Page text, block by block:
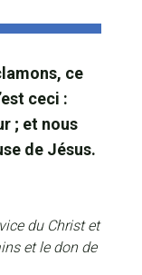
ce
ceci :
; et nous
de Jésus.
du Christ et
et le don de